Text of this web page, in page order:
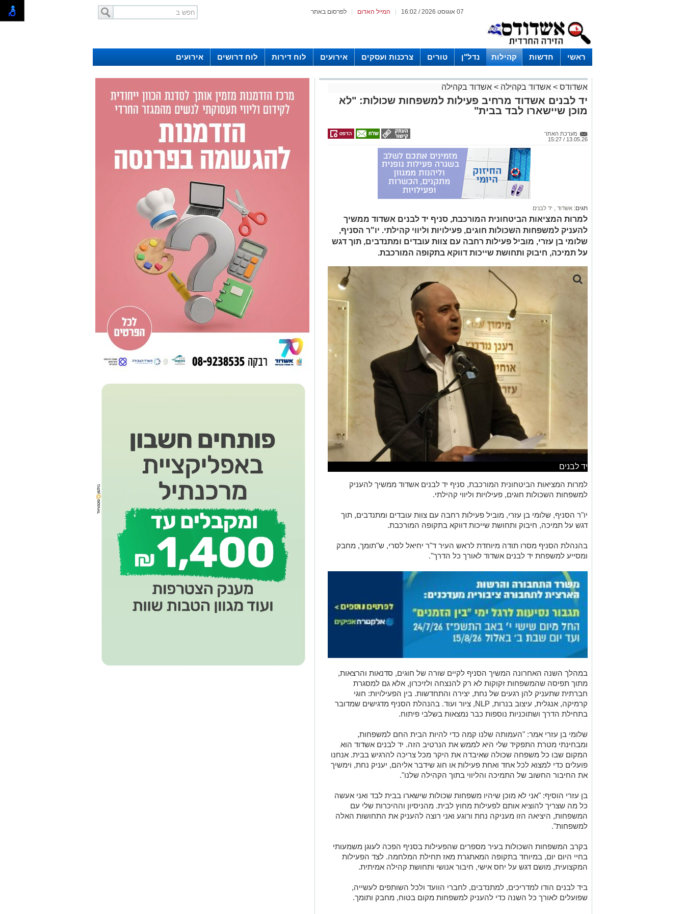
לפרסום באתר המייל האדום 07 אוגוסט 2026 / 16:02
ראשי חדשות קהילות נדל"ן טורים צרכנות ועסקים אירועים לוח דירות לוח דרושים אירועים
אשדודס > אשדוד בקהילה > אשדוד בקהילה
יד לבנים אשדוד מרחיב פעילות למשפחות שכולות: "לא
מוכן שיישארו לבד בבית"
מערכת האתר
13.05.26 / 15:27
תגים: אשדוד יד לבנים
למרות המציאות הביטחונית המורכבת, סניף יד לבנים אשדוד ממשיך
להעניק למשפחות השכולות חוגים, פעילויות וליווי קהילתי. יו"ר הסניף,
שלומי בן עזרי, מוביל פעילות רחבה עם צוות עובדים ומתנדבים, תוך דגש
על תמיכה, חיבוק ותחושת שייכות דווקא בתקופה המורכבת.
יד לבנים
למרות המציאות הביטחונית המורכבת, סניף יד לבנים אשדוד ממשיך להעניק
למשפחות השכולות חוגים, פעילויות וליווי קהילתי.
יו"ר הסניף, שלומי בן עזרי, מוביל פעילות רחבה עם צוות עובדים ומתנדבים, תוך
דגש על תמיכה, חיבוק ותחושת שייכות דווקא בתקופה המורכבת.
בהנהלת הסניף מסרו תודה מיוחדת לראש העיר ד"ר יחיאל לסרי, ש"תומך, מחבק
ומסייע למשפחת יד לבנים אשדוד לאורך כל הדרך".
במהלך השנה האחרונה המשיך הסניף לקיים שורה של חוגים, סדנאות והרצאות,
מתוך תפיסה שהמשפחות זקוקות לא רק להנצחה ולזיכרון, אלא גם למסגרת
חברתית שתעניק להן רגעים של נחת, יצירה והתחדשות. בין הפעילויות: חוגי
קרמיקה, אנגלית, עיצוב בנרות, NLP, ציור ועוד. בהנהלת הסניף מדגישים שמדובר
בתחילת הדרך ושתוכניות נוספות כבר נמצאות בשלבי פיתוח.
שלומי בן עזרי אמר: "העמותה שלנו קמה כדי להיות הבית החם למשפחות,
ומבחינתי מטרת התפקיד שלי היא לממש את הנרטיב הזה. יד לבנים אשדוד הוא
המקום שבו כל משפחה שכולה שאיבדה את היקר מכל צריכה להרגיש בבית. אנחנו
פועלים כדי למצוא לכל אחד ואחת פעילות או חוג שידבר אליהם, יעניק נחת, וימשיך
את החיבור החשוב של התמיכה והליווי בתוך הקהילה שלנו".
בן עזרי הוסיף: "אני לא מוכן שיהיו משפחות שכולות שישארו בבית לבד ואני אעשה
כל מה שצריך להוציא אותם לפעילות מחוץ לבית. מהניסיון וההיכרות שלי עם
המשפחות, היציאה הזו מעניקה נחת ורוגע ואני רוצה להעניק את התחושות האלה
למשפחות".
בקרב המשפחות השכולות בעיר מספרים שהפעילות בסניף הפכה לעוגן משמעותי
בחיי היום יום, במיוחד בתקופה המאתגרת מאז תחילת המלחמה. לצד הפעילות
המקצועית, מושם דגש על יחס אישי, חיבור אנושי ותחושת קהילה אמיתית.
ביד לבנים הודו למדריכים, למתנדבים, לחברי הוועד ולכל השותפים לעשייה,
שפועלים לאורך כל השנה כדי להעניק למשפחות מקום בטוח, מחבק ותומך.